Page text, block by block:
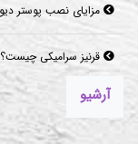
مزایای نصب پوستر
قرنیز سرامیکی چیست؟
آرشیو